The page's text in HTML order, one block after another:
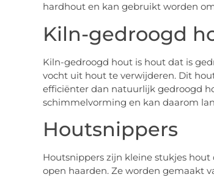
hardhout en kan gebruikt worden
Kiln-gedroogd
Kiln-gedroogd hout is hout dat is
vocht uit hout te verwijderen. Dit
efficiënter dan natuurlijk gedroogd
schimmelvorming en kan daarom
Houtsnippers
Houtsnippers zijn kleine stukjes
open haarden. Ze worden gemaakt